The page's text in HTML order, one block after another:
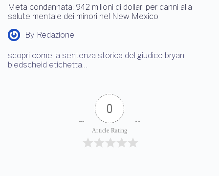
Meta condannata: 942 milioni di dollari per danni alla
salute mentale dei minori nel New Mexico
By Redazione
scopri come la sentenza storica del giudice bryan
biedscheid etichetta…
0
Article Rating